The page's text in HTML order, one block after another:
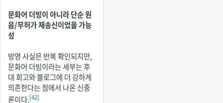
문화어 더빙이 아니라 단순 원
음/무허가 재송신이었을 가능
성
방영 사실은 반복 확인되지만,
문화어 더빙이라는 세부는 후
대 회고와 블로그에 더 강하게
의존한다는 점에서 나온 신중
론이다.[42]